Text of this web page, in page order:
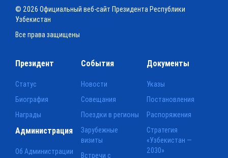
© 2026 Официальный веб-сайт Президента Республики
Узбекистан
Все права защищены
Президент
Статус
Биография
Награды
События
Новости
Совещания
Поездки в регионы
Зарубежные
визиты
Встречи с
Документы
Указы
Постановления
Распоряжения
Стратегия
«Узбекистан —
2030»
Администрация
Об Администрации